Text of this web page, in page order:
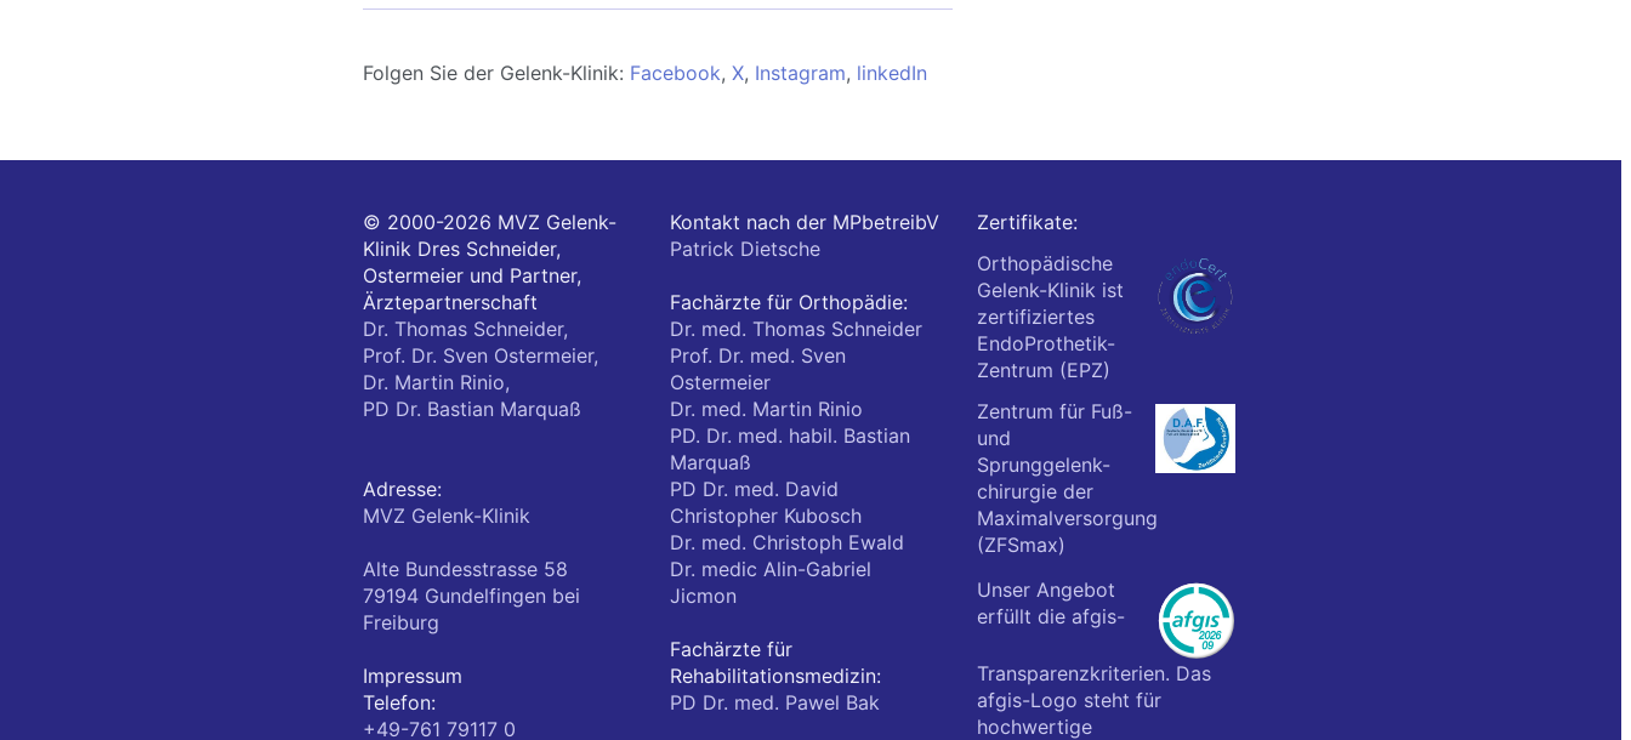
Folgen Sie der Gelenk-Klinik: Facebook, X, Instagram, linkedIn
© 2000-2026 MVZ Gelenk-
Klinik Dres Schneider,
Ostermeier und Partner,
Ärztepartnerschaft
Dr. Thomas Schneider,
Prof. Dr. Sven Ostermeier,
Dr. Martin Rinio,
PD Dr. Bastian Marquaß
Adresse:
MVZ Gelenk-Klinik
Alte Bundesstrasse 58
79194 Gundelfingen bei
Freiburg
Impressum
Telefon:
+49-761 79117 0
Kontakt nach der MPbetreibV
Patrick Dietsche
Fachärzte für Orthopädie:
Dr. med. Thomas Schneider
Prof. Dr. med. Sven
Ostermeier
Dr. med. Martin Rinio
PD. Dr. med. habil. Bastian
Marquaß
PD Dr. med. David
Christopher Kubosch
Dr. med. Christoph Ewald
Dr. medic Alin-Gabriel
Jicmon
Fachärzte für
Rehabilitationsmedizin:
PD Dr. med. Pawel Bak
Zertifikate:
Orthopädische
Gelenk-Klinik ist
zertifiziertes
EndoProthetik-
Zentrum (EPZ)
Zentrum für Fuß-
und
Sprunggelenk-
chirurgie der
Maximalversorgung
(ZFSmax)
Unser Angebot
erfüllt die afgis-
Transparenzkriterien. Das
afgis-Logo steht für
hochwertige